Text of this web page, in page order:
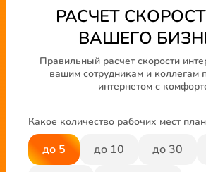
РАСЧЕТ
ВАШЕГО
Правильный расчет скорости
вашим сотрудникам и коллегам
интернетом с
Какое количество рабочих мест
до 5 до 10 до 30